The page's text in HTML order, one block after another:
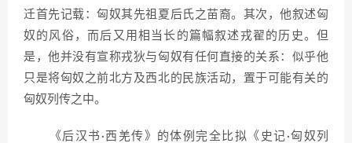
迁首先记载：匈奴其先祖夏后氏之苗裔。其次，他叙述匈
奴的风俗，而后又用相当长的篇幅叙述戎翟的历史。但
是，他并没有宣称戎狄与匈奴有任何直接的关系：似乎他
只是将匈奴之前北方及西北的民族活动，置于可能有关的
匈奴列传之中。
《后汉书·西羌传》的体例完全比拟《史记·匈奴列